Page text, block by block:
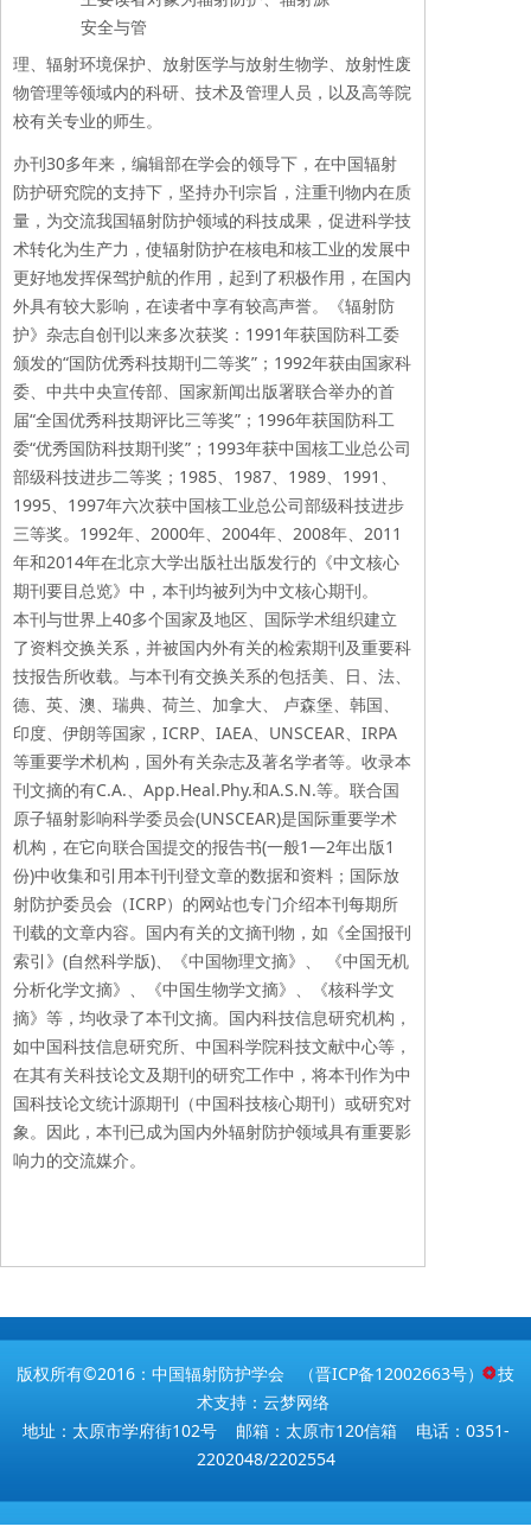
安全与管
理、辐射环境保护、放射医学与放射生物学、放射性废
物管理等领域内的科研、技术及管理人员，以及高等院
校有关专业的师生。
办刊30多年来，编辑部在学会的领导下，在中国辐射
防护研究院的支持下，坚持办刊宗旨，注重刊物内在质
量，为交流我国辐射防护领域的科技成果，促进科学技
术转化为生产力，使辐射防护在核电和核工业的发展中
更好地发挥保驾护航的作用，起到了积极作用，在国内
外具有较大影响，在读者中享有较高声誉。《辐射防
护》杂志自创刊以来多次获奖：1991年获国防科工委
颁发的“国防优秀科技期刊二等奖”；1992年获由国家科
委、中共中央宣传部、国家新闻出版署联合举办的首
届“全国优秀科技期评比三等奖”；1996年获国防科工
委“优秀国防科技期刊奖”；1993年获中国核工业总公司
部级科技进步二等奖；1985、1987、1989、1991、
1995、1997年六次获中国核工业总公司部级科技进步
三等奖。1992年、2000年、2004年、2008年、2011
年和2014年在北京大学出版社出版发行的《中文核心
期刊要目总览》中，本刊均被列为中文核心期刊。
本刊与世界上40多个国家及地区、国际学术组织建立
了资料交换关系，并被国内外有关的检索期刊及重要科
技报告所收载。与本刊有交换关系的包括美、日、法、
德、英、澳、瑞典、荷兰、加拿大、 卢森堡、韩国、
印度、伊朗等国家，ICRP、IAEA、UNSCEAR、IRPA
等重要学术机构，国外有关杂志及著名学者等。收录本
刊文摘的有C.A.、App.Heal.Phy.和A.S.N.等。联合国
原子辐射影响科学委员会(UNSCEAR)是国际重要学术
机构，在它向联合国提交的报告书(一般1—2年出版1
份)中收集和引用本刊刊登文章的数据和资料；国际放
射防护委员会（ICRP）的网站也专门介绍本刊每期所
刊载的文章内容。国内有关的文摘刊物，如《全国报刊
索引》(自然科学版)、《中国物理文摘》、 《中国无机
分析化学文摘》、《中国生物学文摘》、《核科学文
摘》等，均收录了本刊文摘。国内科技信息研究机构，
如中国科技信息研究所、中国科学院科技文献中心等，
在其有关科技论文及期刊的研究工作中，将本刊作为中
国科技论文统计源期刊（中国科技核心期刊）或研究对
象。因此，本刊已成为国内外辐射防护领域具有重要影
响力的交流媒介。
版权所有©2016：中国辐射防护学会 （晋ICP备12002663号） 技
术支持：云梦网络
地址：太原市学府街102号 邮箱：太原市120信箱 电话：0351-
2202048/2202554